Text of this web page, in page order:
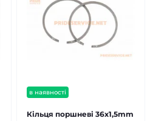
в наявності
Кільця поршневі 36х1,5mm